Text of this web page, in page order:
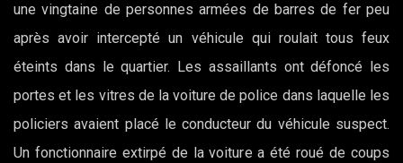
une vingtaine de personnes armées de barres de fer peu
après avoir intercepté un véhicule qui roulait tous feux
éteints dans le quartier. Les assaillants ont défoncé les
portes et les vitres de la voiture de police dans laquelle les
policiers avaient placé le conducteur du véhicule suspect.
Un fonctionnaire extirpé de la voiture a été roué de coups